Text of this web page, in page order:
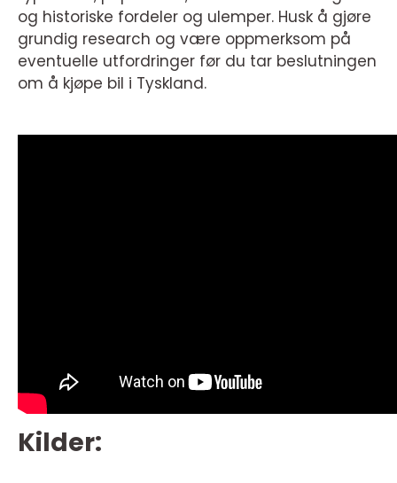
og historiske fordeler og ulemper. Husk å gjøre
grundig research og være oppmerksom på
eventuelle utfordringer før du tar beslutningen
om å kjøpe bil i Tyskland.
Kilder: